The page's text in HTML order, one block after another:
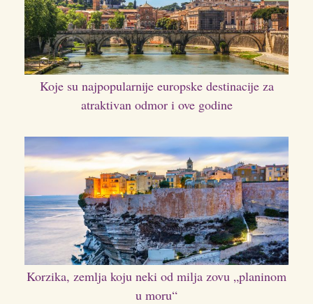
Koje su najpopularnije europske destinacije za
atraktivan odmor i ove godine
Korzika, zemlja koju neki od milja zovu „planinom
u moru“